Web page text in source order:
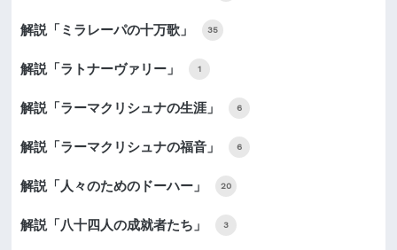
解説「ミラレーパの十万歌」 35
解説「ラトナーヴァリー」 1
解説「ラーマクリシュナの生涯」 6
解説「ラーマクリシュナの福音」 6
解説「人々のためのドーハー」 20
解説「八十四人の成就者たち」 3